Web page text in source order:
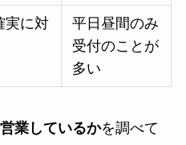
実に対
平日昼間のみ
受付のことが
多い
業しているかを調べて